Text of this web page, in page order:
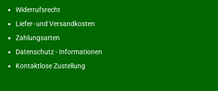
Widerrufsrecht
Liefer- und Versandkosten
Zahlungsarten
Datenschutz - Informationen
Kontaktlose Zustellung